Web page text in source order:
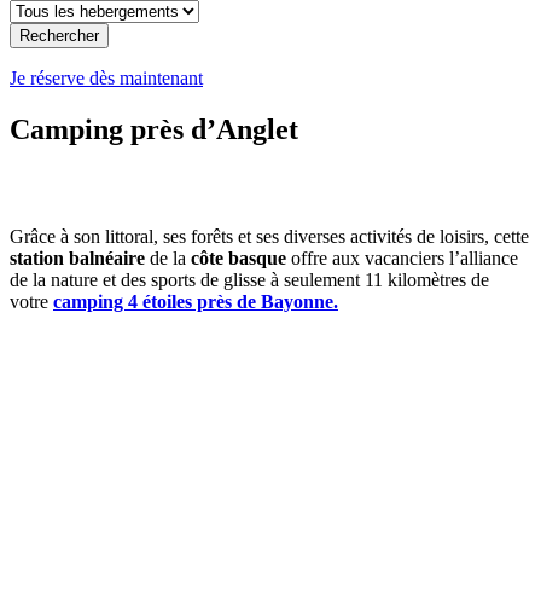
Rechercher
Je réserve dès maintenant
Camping près d’Anglet
Grâce à son littoral, ses forêts et ses diverses activités de loisirs, cette
station balnéaire de la côte basque offre aux vacanciers l’alliance
de la nature et des sports de glisse à seulement 11 kilomètres de
votre camping 4 étoiles près de Bayonne.